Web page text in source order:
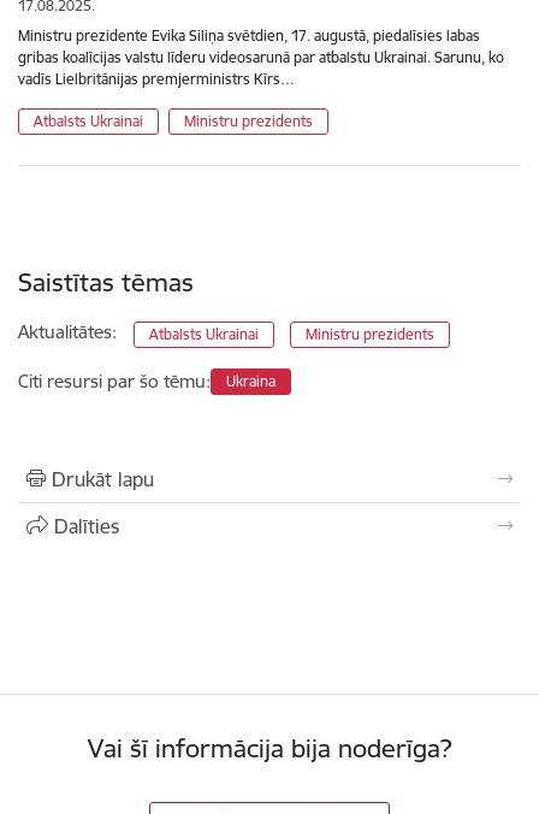
17.08.2025.
Ministru prezidente Evika Siliņa svētdien, 17. augustā, piedalīsies labas
gribas koalīcijas valstu līderu videosarunā par atbalstu Ukrainai. Sarunu, ko
vadīs Lielbritānijas premjerministrs Kīrs…
Atbalsts Ukrainai Ministru prezidents
Saistītas tēmas
Aktualitātes: Atbalsts Ukrainai Ministru prezidents
Citi resursi par šo tēmu: Ukraina
Drukāt lapu
Dalīties
Vai šī informācija bija noderīga?